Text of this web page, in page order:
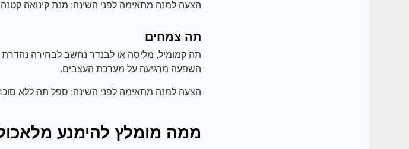
הצעה למנה מתאימה לפני השינה: מנת קינואה
תה צמחים
תה קמומיל, מליסה או לבנדר נחשב לבחירה נהדרת
השפעה מרגיעה על מערכת העצבים.
הצעה למנה מתאימה לפני השינה: ספל תה ללא
ממה מומלץ להימנע